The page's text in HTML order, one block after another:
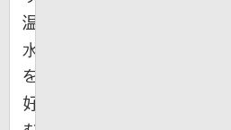
温
水
を
好